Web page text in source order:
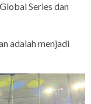
Series dan
adalah menjadi